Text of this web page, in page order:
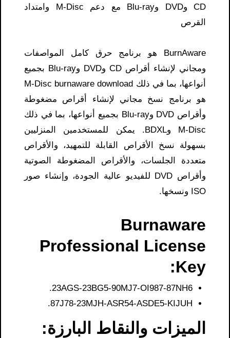
CD وDVD وBlu-ray مع دعم M-Disc وامتداد
القرص
BurnAware هو برنامج حرق كامل المواصفات
ومجاني لإنشاء أقراص CD وDVD وBlu-ray بجميع
أنواعها، بما في ذلك M-Disc burnaware download
هو برنامج نسخ مجاني لإنشاء أقراص مضغوطة
وأقراص DVD وBlu-ray بجميع أنواعها، بما في ذلك
M-Disc وBDXL. يمكن للمستخدمين المنزليين
بسهولة نسخ الأقراص القابلة للتمهيد، والأقراص
متعددة الجلسات، والأقراص المضغوطة الصوتية
وأقراص DVD للفيديو عالية الجودة، وإنشاء صور
ISO ونسخها.
Burnaware
Professional License
Key​:
23AGS-23BG5-90MJ7-OI987-87NH6.
87J78-23MJH-ASR54-ASDE5-KIJUH.
الميزات والنقاط البارزة: